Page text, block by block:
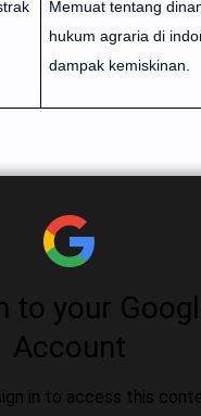
Memuat tentang
hukum agraria di
dampak kemiskinan.